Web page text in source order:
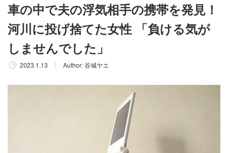
車の中で夫の浮気相手の携帯を発見！
河川に投げ捨てた女性 「負ける気が
しませんでした」
2023.1.13 Author:谷城ヤエ